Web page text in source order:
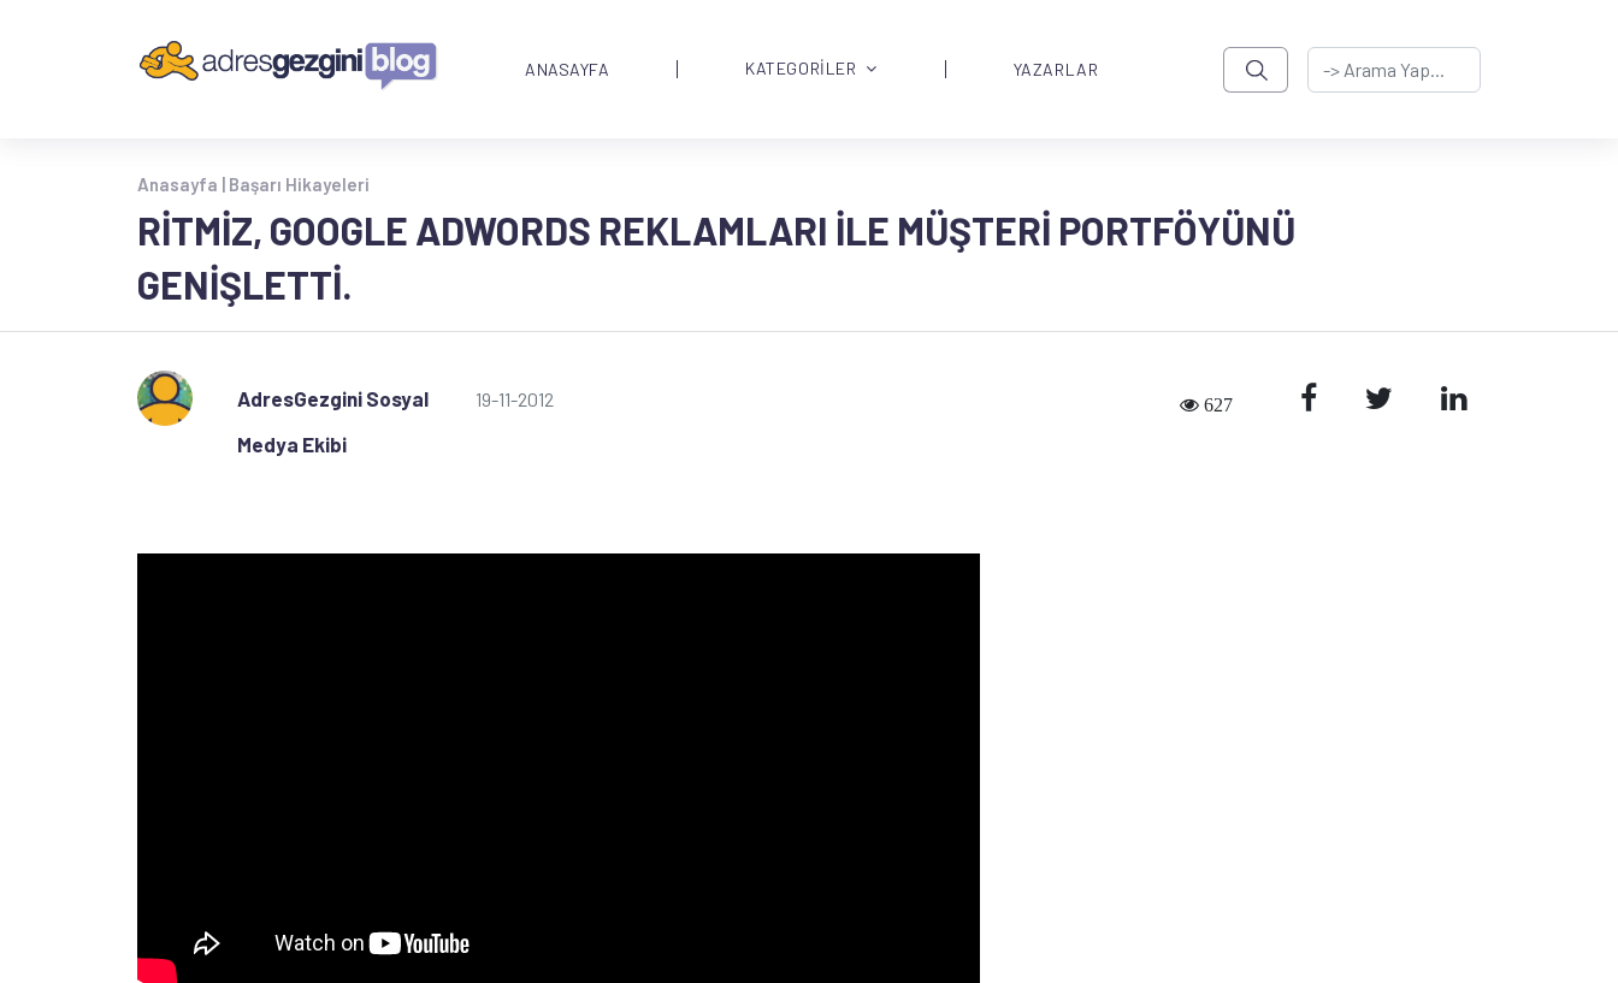
ANASAYFA KATEGORİLER YAZARLAR
Anasayfa | Başarı Hikayeleri
RITMIZ, GOOGLE ADWORDS REKLAMLARI ILE MÜŞTERI PORTFÖYÜNÜ
GENIŞLETTI.
AdresGezgini Sosyal
Medya Ekibi
19-11-2012 627